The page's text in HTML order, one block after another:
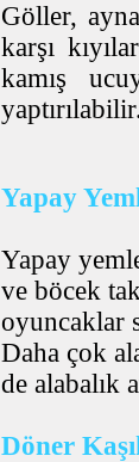
Göller,
karşı
kamış
Yapay
Yapay
ve böcek
oyuncaklar
Daha çok
de alabalık
Döner